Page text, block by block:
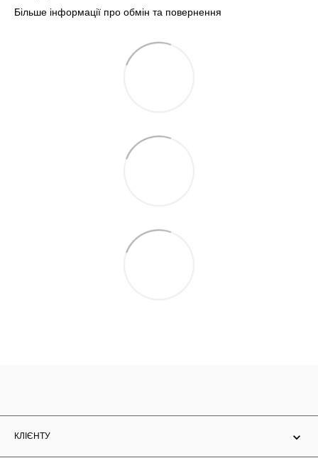
Більше інформації про обмін та повернення
КЛІЄНТУ